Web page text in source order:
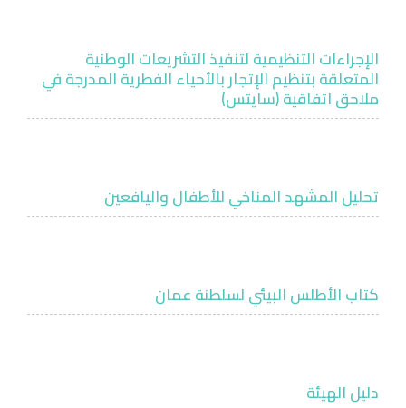
الإجراءات التنظيمية لتنفيذ التشريعات الوطنية
المتعلقة بتنظيم الإتجار بالأحياء الفطرية المدرجة في
ملاحق اتفاقية (سايتس)
تحليل المشهد المناخي للأطفال واليافعين
كتاب الأطلس البيئي لسلطنة عمان
دليل الهيئة